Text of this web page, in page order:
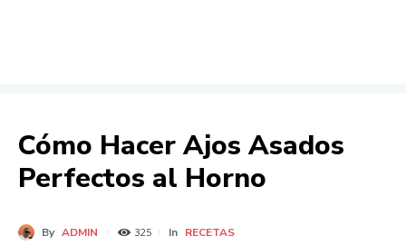
Cómo Hacer Ajos Asados
Perfectos al Horno
By ADMIN 325 In RECETAS